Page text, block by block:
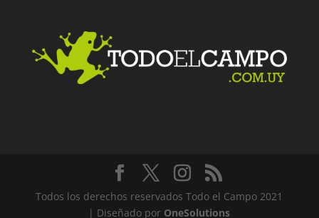
Todos los derechos reservados Todo el Campo 2021
| Diseñado por OneSolutions
Facebook